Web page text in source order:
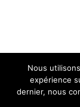
Nous
expérience
dernier, nous